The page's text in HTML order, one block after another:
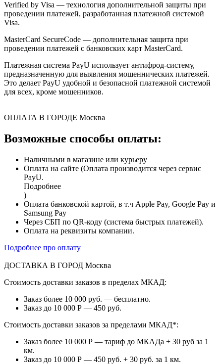
Verified by Visa — технология дополнительной защиты при
проведении платежей, разработанная платежной системой
Visa.
MasterCard SecureCode — дополнительная защита при
проведении платежей с банковских карт MasterCard.
Платежная система PayU использует антифрод-систему,
предназначенную для выявления мошеннических платежей.
Это делает PayU удобной и безопасной платежной системой
для всех, кроме мошенников.
ОПЛАТА В ГОРОДЕ Москва
Возможные способы оплаты:
Наличными в магазине или курьеру
Оплата на сайте (Оплата производится через сервис
PayU.
Подробнее
)
Оплата банковской картой, в т.ч Apple Pay, Google Pay и
Samsung Pay
Через СБП по QR-коду (система быстрых платежей).
Оплата на реквизиты компании.
Подробнее про оплату
ДОСТАВКА В ГОРОД Москва
Стоимость доставки заказов в пределах МКАД:
Заказ более 10 000 руб. — бесплатно.
Заказ до 10 000 Р — 450 руб.
Стоимость доставки заказов за пределами МКАД*:
Заказ более 10 000 Р — тариф до МКАДа + 30 руб за 1
км.
Заказ до 10 000 Р — 450 руб. + 30 руб. за 1 км.